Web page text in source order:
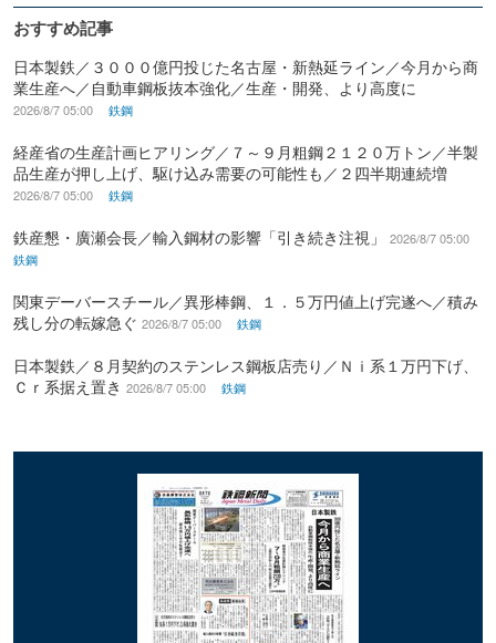
おすすめ記事
日本製鉄／３０００億円投じた名古屋・新熱延ライン／今月から商
業生産へ／自動車鋼板抜本強化／生産・開発、より高度に
2026/8/7 05:00 鉄鋼
経産省の生産計画ヒアリング／７～９月粗鋼２１２０万トン／半製
品生産が押し上げ、駆け込み需要の可能性も／２四半期連続増
2026/8/7 05:00 鉄鋼
鉄産懇・廣瀬会長／輸入鋼材の影響「引き続き注視」
2026/8/7 05:00
鉄鋼
関東デーバースチール／異形棒鋼、１．５万円値上げ完遂へ／積み
残し分の転嫁急ぐ 2026/8/7 05:00 鉄鋼
日本製鉄／８月契約のステンレス鋼板店売り／Ｎｉ系１万円下げ、
Ｃｒ系据え置き 2026/8/7 05:00 鉄鋼